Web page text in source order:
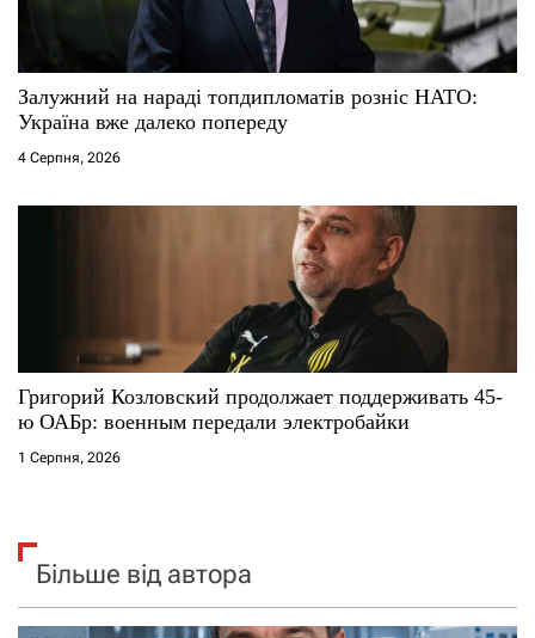
Залужний на нараді топдипломатів розніс НАТО:
Україна вже далеко попереду
4 Серпня, 2026
Григорий Козловский продолжает поддерживать 45-
ю ОАБр: военным передали электробайки
1 Серпня, 2026
Більше від автора